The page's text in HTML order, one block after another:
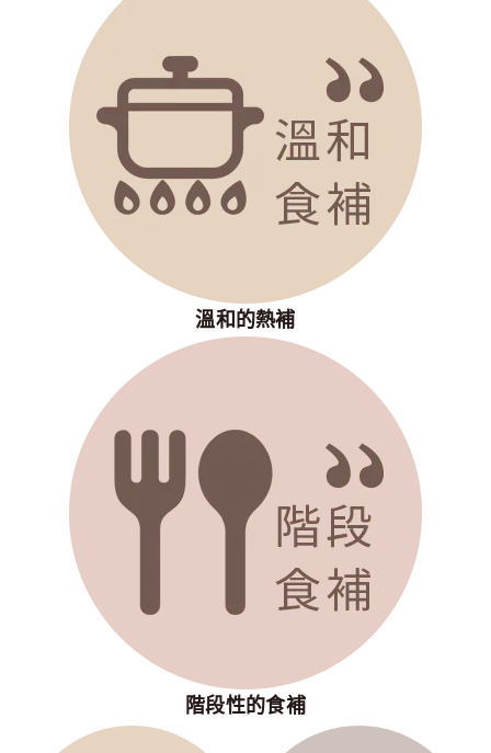
溫和的熱補
階段性的食補